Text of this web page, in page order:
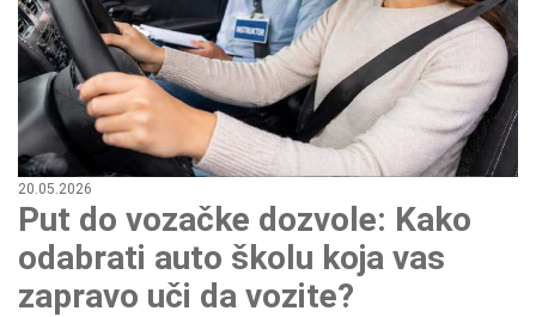
20.05.2026
Put do vozačke dozvole: Kako
odabrati auto školu koja vas
zapravo uči da vozite?